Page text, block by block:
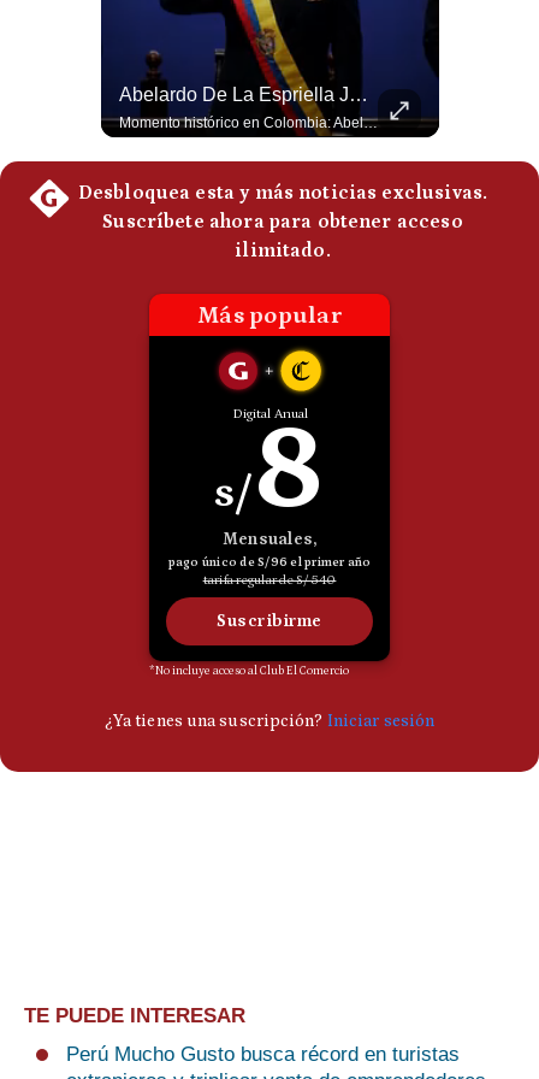
Abelardo De La Espriella Juramenta Como Nuevo Presidente | Gestión Mundo
Momento histórico en Colombia: Abelardo de la Espriella prestó juramento y recibió la banda presidencial en la Arena USC de Cali, convirtiéndose oficialmente en el nuevo Presidente de la República para el periodo 2026-2030. Por primera vez en la historia reciente del país, la investidura presidencial se celebró fuera de Bogotá. ¿Qué opinas del inicio de este nuevo mandato constitucional? #DeLaEspriella #Colombia #PosesionPresidencial #Cali #Shorts 👉 Suscríbete y activa la campana para no perderte nuestro análisis diario. 🌎 Síguenos en nuestras redes sociales: 📌 Web oficial: https://gestion.pe/mundo/ 📌 LinkedIn: http://bit.ly/3HYIET0 📌 X (Twitter): http://bit.ly/4noZtX9 📌 TikTok: http://bit.ly/4evB6TO
TE PUEDE INTERESAR
Perú Mucho Gusto busca récord en turistas